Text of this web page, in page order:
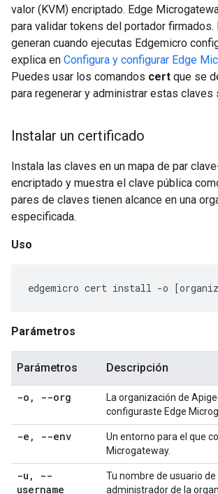
valor (KVM) encriptado. Edge
para validar tokens del portador
generan cuando ejecutas Edgemicro
explica en Configura y configurar Edge
Puedes usar los comandos cert que se
para regenerar y administrar estas claves
Instalar un certificado
Instala las claves en un mapa de par
encriptado y muestra el clave pública
pares de claves tienen alcance en una
especificada.
Uso
edgemicro cert install -o [
Parámetros
Parámetros Descripción
-o , --org
La organización de
configuraste Edge
-e , --env
Un entorno para el que
Microgateway.
-u ,
--
username
Tu nombre de usuario
administrador de la